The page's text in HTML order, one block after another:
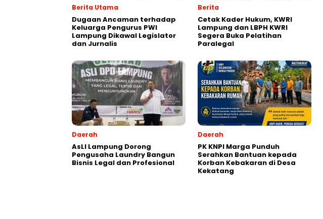
Berita Utama
Dugaan Ancaman terhadap
Keluarga Pengurus PWI
Lampung Dikawal Legislator
dan Jurnalis
Berita
Cetak Kader Hukum, KWRI
Lampung dan LBPH KWRI
Segera Buka Pelatihan
Paralegal
Daerah
AsLI Lampung Dorong
Pengusaha Laundry Bangun
Bisnis Legal dan Profesional
Daerah
PK KNPI Marga Punduh
Serahkan Bantuan kepada
Korban Kebakaran di Desa
Kekatang